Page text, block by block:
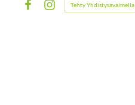
Instagram
Tehty Yhdistysavaimella